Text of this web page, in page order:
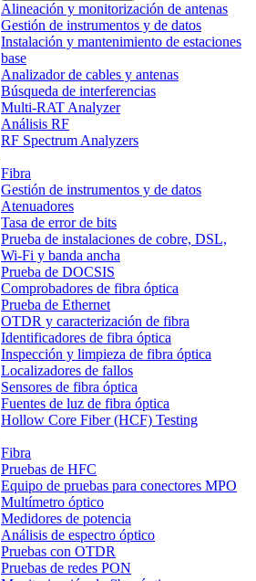
Alineación y monitorización de antenas
Gestión de instrumentos y de datos
Instalación y mantenimiento de estaciones
base
Analizador de cables y antenas
Búsqueda de interferencias
Multi-RAT Analyzer
Análisis RF
RF Spectrum Analyzers
Fibra
Gestión de instrumentos y de datos
Atenuadores
Tasa de error de bits
Prueba de instalaciones de cobre, DSL,
Wi-Fi y banda ancha
Prueba de DOCSIS
Comprobadores de fibra óptica
Prueba de Ethernet
OTDR y caracterización de fibra
Identificadores de fibra óptica
Inspección y limpieza de fibra óptica
Localizadores de fallos
Sensores de fibra óptica
Fuentes de luz de fibra óptica
Hollow Core Fiber (HCF) Testing
Fibra
Pruebas de HFC
Equipo de pruebas para conectores MPO
Multímetro óptico
Medidores de potencia
Análisis de espectro óptico
Pruebas con OTDR
Pruebas de redes PON